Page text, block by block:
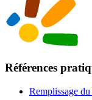
Références
Remplissage